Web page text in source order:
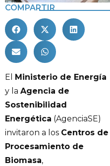
COMPARTIR
El Ministerio de Energía
y la Agencia de
Sostenibilidad
Energética (AgenciaSE)
invitaron a los Centros de
Procesamiento de
Biomasa,